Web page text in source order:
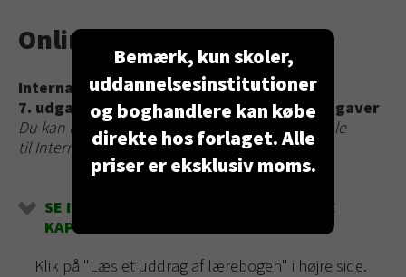
Online materiale
International markedsføring
7. udgave 2023│Lærebog og Cases og opgaver
Du kan her på siden downloade online materiale
til International markedsføring .
SE INDHOLDSOVERSIGT OG DET FØRSTE
KAPITEL I LÆREBOGEN
Klik på "Læs et uddrag af lærebogen" i højre side.
Bemærk, kun skoler,
uddannelsesinstitutioner
og boghandlere kan købe
direkte hos forlaget. Alle
priser er eksklusiv moms.